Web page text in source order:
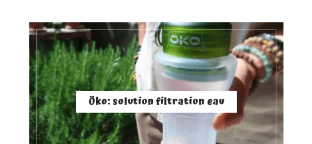
Öko: solution filtration eau